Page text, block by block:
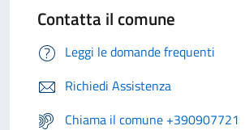
Contatta il comune
Leggi le domande frequenti
Richiedi Assistenza
Chiama il comune +390907721